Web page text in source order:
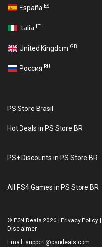
España ES
Italia IT
United Kingdom GB
Россия RU
PS Store Brasil
Hot Deals in PS Store BR
PS+ Discounts in PS Store BR
All PS4 Games in PS Store BR
© PSN Deals 2026 Privacy Policy
Disclaimer
Email: support@psndeals.com